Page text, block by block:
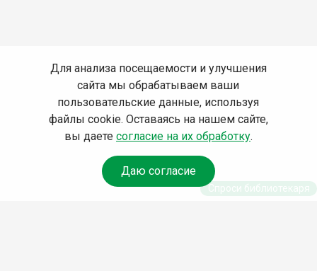
Для анализа посещаемости и улучшения
сайта мы обрабатываем ваши
пользовательские данные, используя
файлы cookie. Оставаясь на нашем сайте,
вы даете согласие на их обработку.
Даю согласие
Спроси библиотекаря